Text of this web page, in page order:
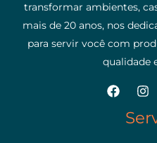
transformar ambientes,
mais de 20 anos, nos
para servir você com
qualidade